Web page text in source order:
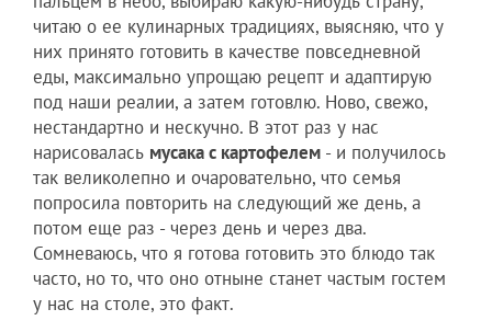
читаю о ее кулинарных традициях, выясняю, что у
них принято готовить в качестве повседневной
еды, максимально упрощаю рецепт и адаптирую
под наши реалии, а затем готовлю. Ново, свежо,
нестандартно и нескучно. В этот раз у нас
нарисовалась мусака с картофелем - и получилось
так великолепно и очаровательно, что семья
попросила повторить на следующий же день, а
потом еще раз - через день и через два.
Сомневаюсь, что я готова готовить это блюдо так
часто, но то, что оно отныне станет частым гостем
у нас на столе, это факт.